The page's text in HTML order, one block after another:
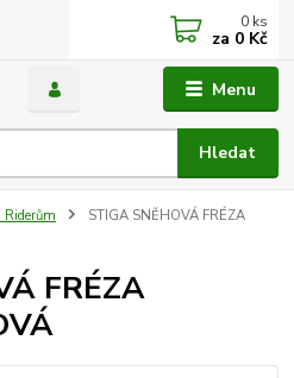
Menu
Hledat
0 ks
za 0 Kč
STIGA SNĚHOVÁ FRÉZA
FRÉZA